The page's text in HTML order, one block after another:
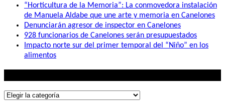
“Horticultura de la Memoria”: La conmovedora instalación
de Manuela Aldabe que une arte y memoria en Canelones
Denunciarán agresor de inspector en Canelones
928 funcionarios de Canelones serán presupuestados
Impacto norte sur del primer temporal del “Niño” en los
alimentos
Lo